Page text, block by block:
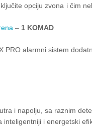
opciju zvona i čim
– 1 KOMAD
PRO alarmni sistem
i napolju, sa raznim
inteligentniji i energetski